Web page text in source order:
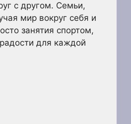
с другом. Семьи,
мир вокруг себя и
занятия спортом,
для каждой